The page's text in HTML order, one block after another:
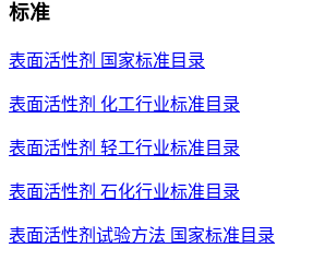
标准
表面活性剂 国家标准目录
表面活性剂 化工行业标准目录
表面活性剂 轻工行业标准目录
表面活性剂 石化行业标准目录
表面活性剂试验方法 国家标准目录